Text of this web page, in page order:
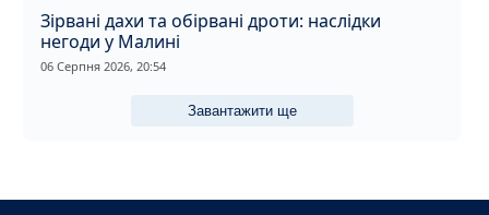
Зірвані дахи та обірвані дроти: наслідки
негоди у Малині
06 Серпня 2026, 20:54
Завантажити ще